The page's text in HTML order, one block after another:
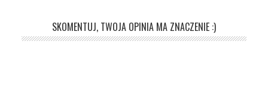
SKOMENTUJ, TWOJA OPINIA MA ZNACZENIE :)